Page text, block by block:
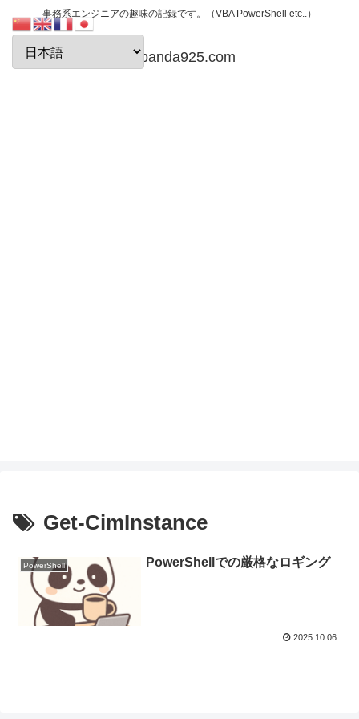
事務系エンジニアの趣味の記録です。（VBA PowerShell etc..）
papanda925.com
Get-CimInstance
PowerShell PowerShellでの厳格なロギング
2025.10.06